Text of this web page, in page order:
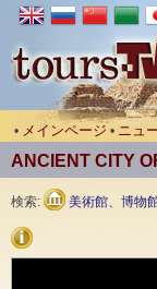
• メインページ • ニュ
ANCIENT CITY
検索: 美術館、博物